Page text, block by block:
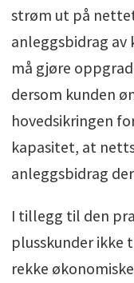
strøm ut på
anleggsbidrag
må gjøre
dersom kunden
hovedsikringen
kapasitet, at
anleggsbidrag
I tillegg til den
plusskunder ikke
rekke